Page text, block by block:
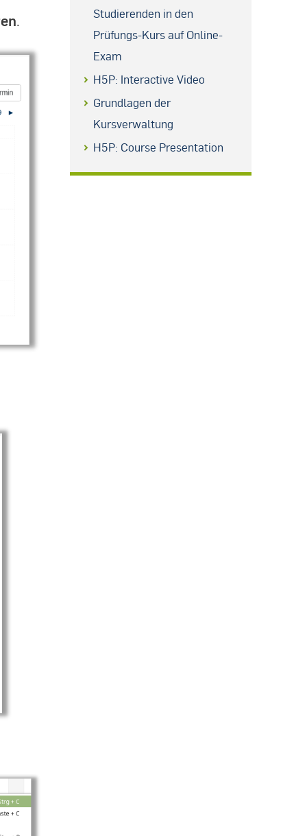
.
Studierenden in den
Prüfungs-Kurs auf Online-
Exam
H5P: Interactive Video
Grundlagen der
Kursverwaltung
H5P: Course Presentation